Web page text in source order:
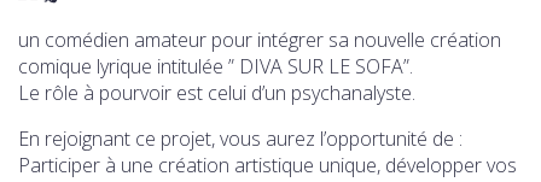
un comédien amateur pour intégrer sa nouvelle création
comique lyrique intitulée ” DIVA SUR LE SOFA”.
Le rôle à pourvoir est celui d’un psychanalyste.
En rejoignant ce projet, vous aurez l’opportunité de :
Participer à une création artistique unique, développer vos